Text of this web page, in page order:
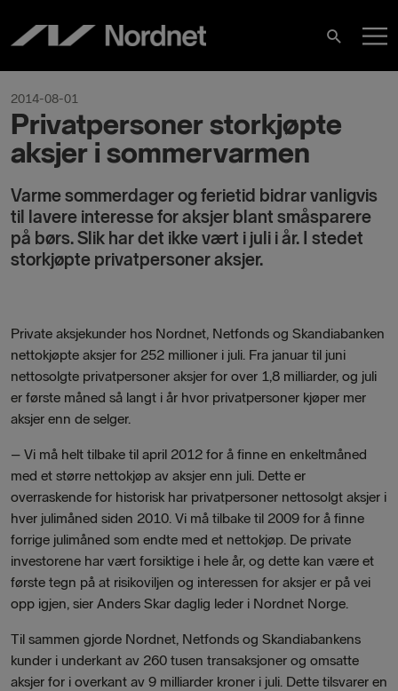
innehåll
Sök
2014-08-01
Privatpersoner storkjøpte
aksjer i sommervarmen
Varme sommerdager og ferietid bidrar vanligvis
til lavere interesse for aksjer blant småsparere
på børs. Slik har det ikke vært i juli i år. I stedet
storkjøpte privatpersoner aksjer.
Private aksjekunder hos Nordnet, Netfonds og Skandiabanken
nettokjøpte aksjer for 252 millioner i juli. Fra januar til juni
nettosolgte privatpersoner aksjer for over 1,8 milliarder, og juli
er første måned så langt i år hvor privatpersoner kjøper mer
aksjer enn de selger.
– Vi må helt tilbake til april 2012 for å finne en enkeltmåned
med et større nettokjøp av aksjer enn juli. Dette er
overraskende for historisk har privatpersoner nettosolgt aksjer i
hver julimåned siden 2010. Vi må tilbake til 2009 for å finne
forrige julimåned som endte med et nettokjøp. De private
investorene har vært forsiktige i hele år, og dette kan være et
første tegn på at risikoviljen og interessen for aksjer er på vei
opp igjen, sier Anders Skar daglig leder i Nordnet Norge.
Til sammen gjorde Nordnet, Netfonds og Skandiabankens
kunder i underkant av 260 tusen transaksjoner og omsatte
aksjer for i overkant av 9 milliarder kroner i juli. Dette tilsvarer en